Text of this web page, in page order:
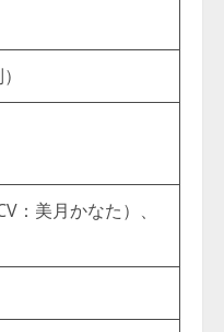
：美月かなた）、